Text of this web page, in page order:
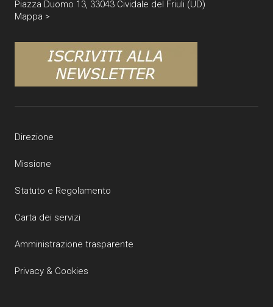
Piazza Duomo 13, 33043 Cividale del Friuli (UD)
Mappa >
Direzione
Missione
Statuto e Regolamento
Carta dei servizi
Amministrazione trasparente
Privacy & Cookies